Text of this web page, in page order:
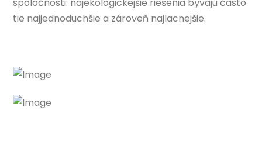
spoločnosti: najekologickejšie riešenia bývajú často
tie najjednoduchšie a zároveň najlacnejšie.